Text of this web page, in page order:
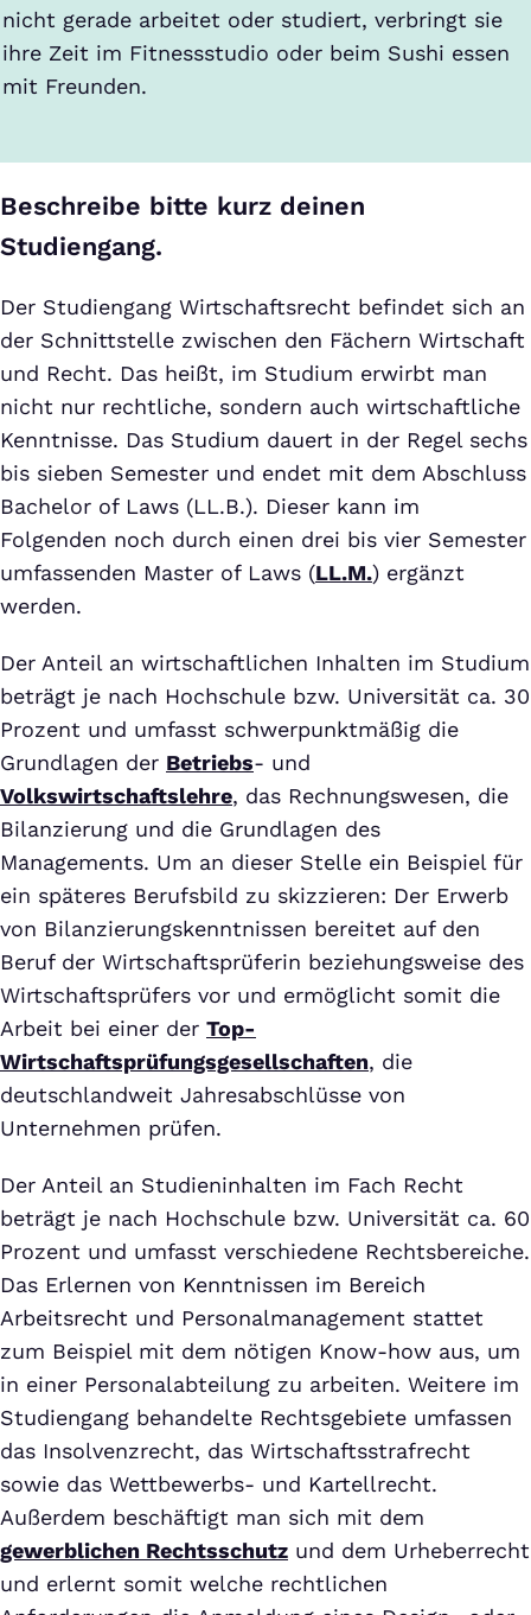
nicht gerade arbeitet oder studiert, verbringt sie
ihre Zeit im Fitnessstudio oder beim Sushi essen
mit Freunden.
Beschreibe bitte kurz deinen
Studiengang.
Der Studiengang Wirtschaftsrecht befindet sich an
der Schnittstelle zwischen den Fächern Wirtschaft
und Recht. Das heißt, im Studium erwirbt man
nicht nur rechtliche, sondern auch wirtschaftliche
Kenntnisse. Das Studium dauert in der Regel sechs
bis sieben Semester und endet mit dem Abschluss
Bachelor of Laws (LL.B.). Dieser kann im
Folgenden noch durch einen drei bis vier Semester
umfassenden Master of Laws (LL.M.) ergänzt
werden.
Der Anteil an wirtschaftlichen Inhalten im Studium
beträgt je nach Hochschule bzw. Universität ca. 30
Prozent und umfasst schwerpunktmäßig die
Grundlagen der Betriebs- und
Volkswirtschaftslehre, das Rechnungswesen, die
Bilanzierung und die Grundlagen des
Managements. Um an dieser Stelle ein Beispiel für
ein späteres Berufsbild zu skizzieren: Der Erwerb
von Bilanzierungskenntnissen bereitet auf den
Beruf der Wirtschaftsprüferin beziehungsweise des
Wirtschaftsprüfers vor und ermöglicht somit die
Arbeit bei einer der Top-
Wirtschaftsprüfungsgesellschaften, die
deutschlandweit Jahresabschlüsse von
Unternehmen prüfen.
Der Anteil an Studieninhalten im Fach Recht
beträgt je nach Hochschule bzw. Universität ca. 60
Prozent und umfasst verschiedene Rechtsbereiche.
Das Erlernen von Kenntnissen im Bereich
Arbeitsrecht und Personalmanagement stattet
zum Beispiel mit dem nötigen Know-how aus, um
in einer Personalabteilung zu arbeiten. Weitere im
Studiengang behandelte Rechtsgebiete umfassen
das Insolvenzrecht, das Wirtschaftsstrafrecht
sowie das Wettbewerbs- und Kartellrecht.
Außerdem beschäftigt man sich mit dem
gewerblichen Rechtsschutz und dem Urheberrecht
und erlernt somit welche rechtlichen